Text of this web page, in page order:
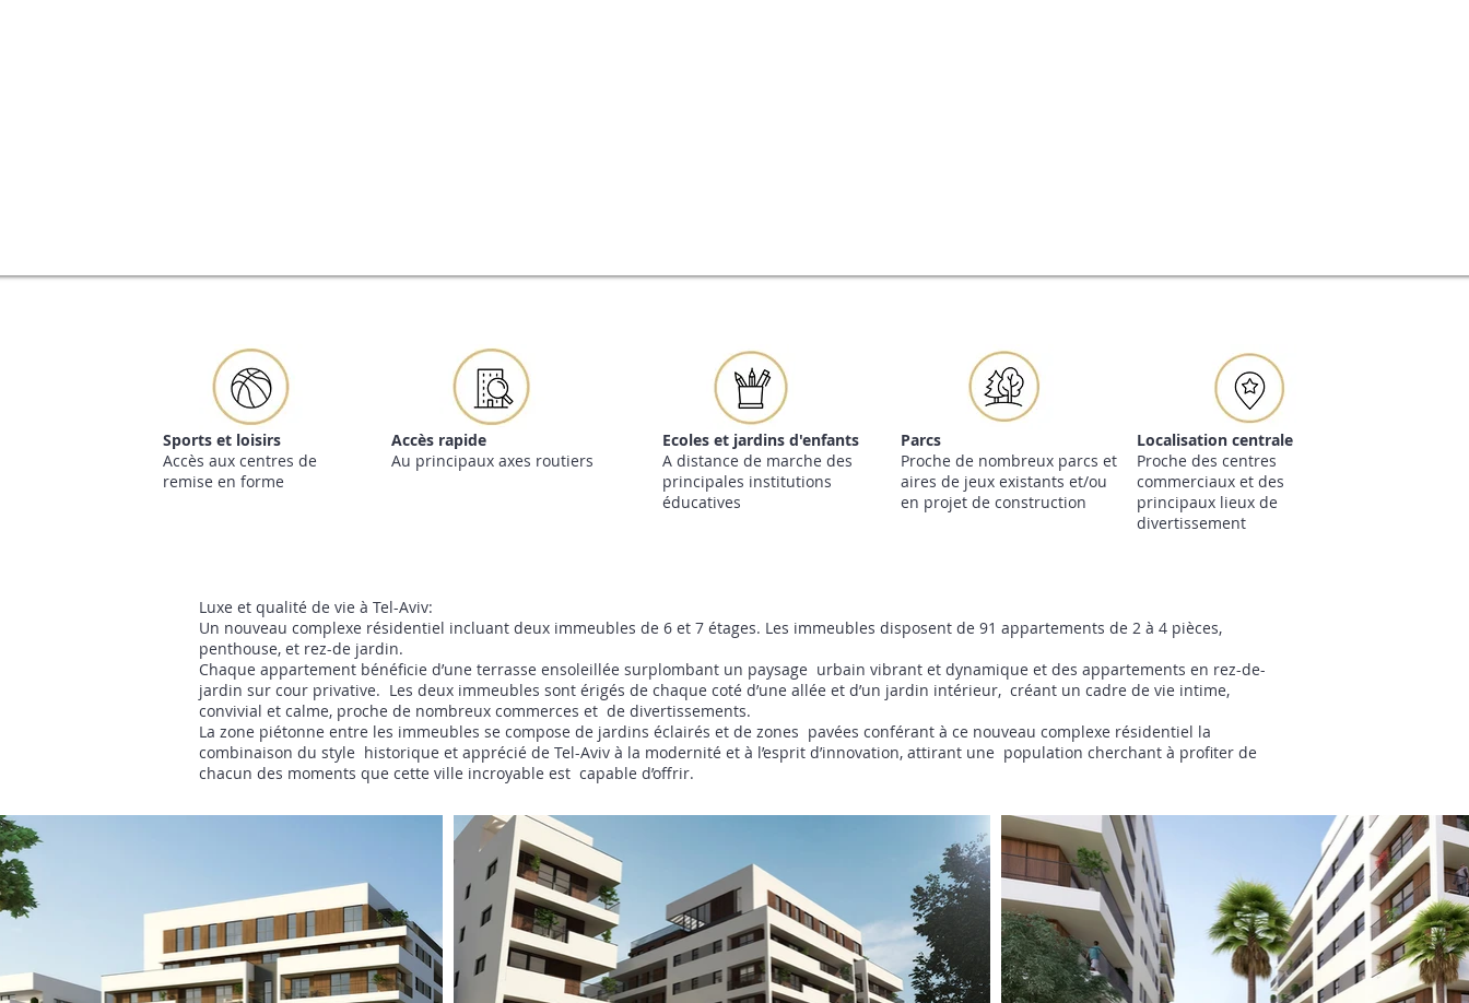
Sports et loisirs
Accès aux centres de
remise en forme
Accès rapide
Au principaux axes routiers
Ecoles et jardins d'enfants
A distance de marche des
principales institutions
éducatives
Parcs
Proche de nombreux parcs et
aires de jeux existants et/ou
en projet de construction
Localisation centrale
Proche des centres
commerciaux et des
principaux lieux de
divertissement
Luxe et qualité de vie à Tel-Aviv:
Un nouveau complexe résidentiel incluant deux immeubles de 6 et 7 étages. Les immeubles disposent de 91 appartements de 2 à 4 pièces,
penthouse, et rez-de jardin.
Chaque appartement bénéficie d’une terrasse ensoleillée surplombant un paysage urbain vibrant et dynamique et des appartements en rez-de-
jardin sur cour privative. Les deux immeubles sont érigés de chaque coté d’une allée et d’un jardin intérieur, créant un cadre de vie intime,
convivial et calme, proche de nombreux commerces et de divertissements.
La zone piétonne entre les immeubles se compose de jardins éclairés et de zones pavées conférant à ce nouveau complexe résidentiel la
combinaison du style historique et apprécié de Tel-Aviv à la modernité et à l’esprit d’innovation, attirant une population cherchant à profiter de
chacun des moments que cette ville incroyable est capable d’offrir.